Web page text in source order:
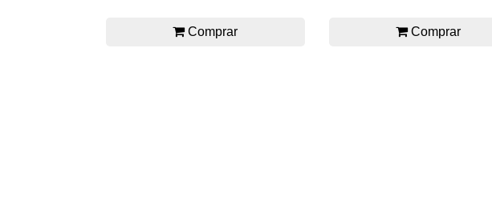
Comprar Comprar